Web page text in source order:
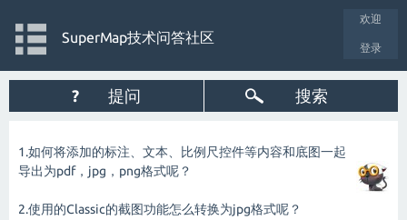
欢迎
登录
SuperMap技术问答社区
? 提问 搜索
1.如何将添加的标注、文本、比例尺控件等内容和底图一起
导出为pdf，jpg，png格式呢？
2.使用的Classic的截图功能怎么转换为jpg格式呢？